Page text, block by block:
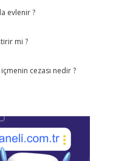
evlenir ?
mi ?
cezası nedir ?